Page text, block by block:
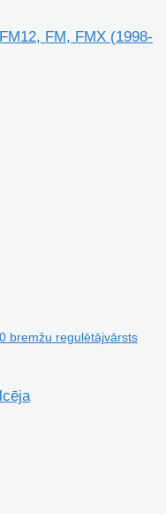
FM, FMX (1998-
bremžu regulētājvārsts